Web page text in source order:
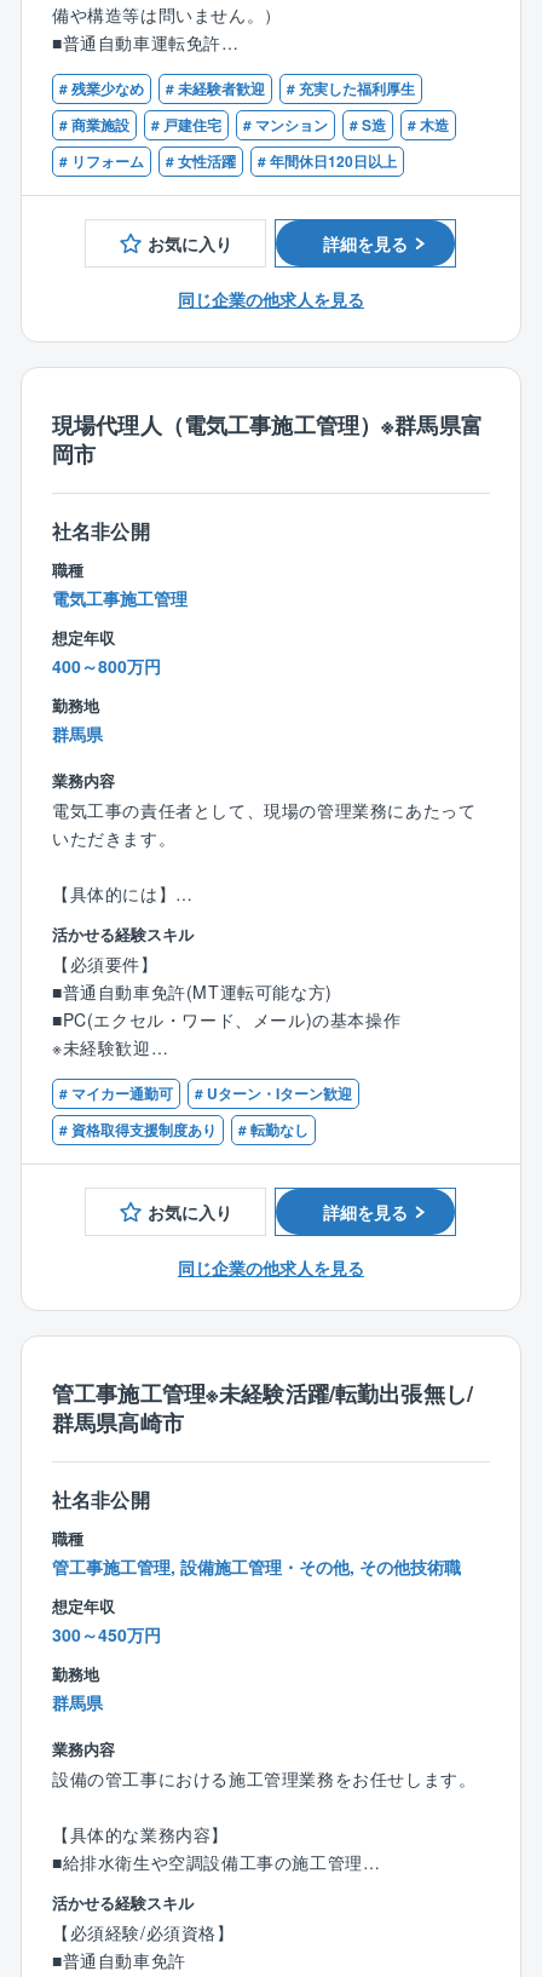
【具体的には】
■工程管理・納期管理
■協力会社指導、育成
■安全管理・指導
■アフターメンテナンス
【詳細】
■担当案件：月10件程度の案件を担当頂きます。
非住宅・大型物件など適性に応じて対応頂きます。
■配属はリノベーション、ハウスメーカー、特建のチー
備や構造等は問いません。）
■普通自動車運転免許
【歓迎】
■2級管工事施工管理技士以上
■2級建築施工管理技士以上
■2級電気施工管理技士以上
# 残業少なめ # 未経験者歓迎
# 充実した福利厚生
# 商業施設
# 戸建住宅 # マンション # S造
# 木造
# リフォーム
# 女性活躍 # 年間休日120日以上
お気に入り 詳細を見る
同じ企業の他求人を見る
現場代理人（電気工事施工管理）※群馬県富
岡市
社名非公開
職種
電気工事施工管理
想定年収
400～800万円
勤務地
群馬県
業務内容
電気工事の責任者として、現場の管理業務にあたって
いただきます。
【具体的には】
建物の工事の際、お施主様やゼネコン様などとの打ち
合わせを行い、工事の安全・進捗を管理します。
また設計・施工図を描き、電気工事士に工事内容の指
示を出し、図面通りの電気工事が行われているか、工
事手順や方法は適切か、などを入念に管理する重要な
役割を担います。
【担当エリア】
群馬県内を中心に担当していただきますが、案件によ
っては一部、埼玉・栃木・長野・東京の現場もありま
・社内でのコミュニケーションはもちろんのこと、現
場の状況、段取り等、常にタイムリーな情報が得られ
た、各現場担当者同士の連絡もこまめにお願いしてい
ます。こうしたコミュニケーションのおかげで、社員
・「良い工事をすること」、それが、一番の営業活動
です。同社では営業担当はいません。工事の品質が評
価され、次の工事も声をかけていただいたり、新しい
実績を積んできました。
活かせる経験スキル
【必須要件】
■普通自動車免許(MT運転可能な方)
■PC(エクセル・ワード、メール)の基本操作
※未経験歓迎
【歓迎要件】
■何らか施工管理の経験をお持ちの方
■第一種電気工事士 or 1・2級電気工事施工管理技士の
資格
# マイカー通勤可
# Uターン・Iターン歓迎
# 資格取得支援制度あり
# 転勤なし
お気に入り 詳細を見る
同じ企業の他求人を見る
管工事施工管理※未経験活躍/転勤出張無し/
群馬県高崎市
社名非公開
職種
管工事施工管理, 設備施工管理・その他, その他技術職
想定年収
300～450万円
勤務地
群馬県
業務内容
設備の管工事における施工管理業務をお任せします。
【具体的な業務内容】
■給排水衛生や空調設備工事の施工管理
→品質，安全，予算，工程管理など
■書類，図面の作成
活かせる経験スキル
【必須経験/必須資格】
■普通自動車免許